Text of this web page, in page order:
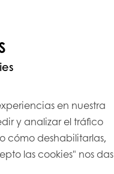
en nuestra
y analizar el tráfico
cómo deshabilitarlas,
las cookies" nos das